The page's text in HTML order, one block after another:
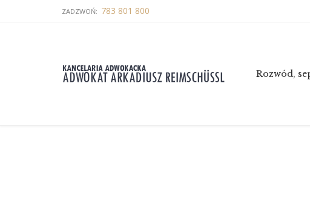
ZADZWOŃ: 783 801 800
Rozwód,